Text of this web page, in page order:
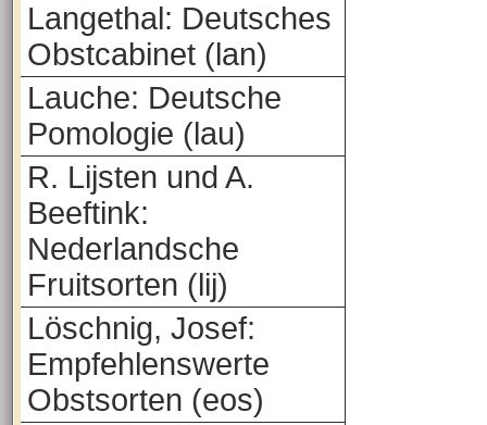
Langethal: Deutsches
Obstcabinet (lan)
Lauche: Deutsche
Pomologie (lau)
R. Lijsten und A.
Beeftink:
Nederlandsche
Fruitsorten (lij)
Löschnig, Josef:
Empfehlenswerte
Obstsorten (eos)